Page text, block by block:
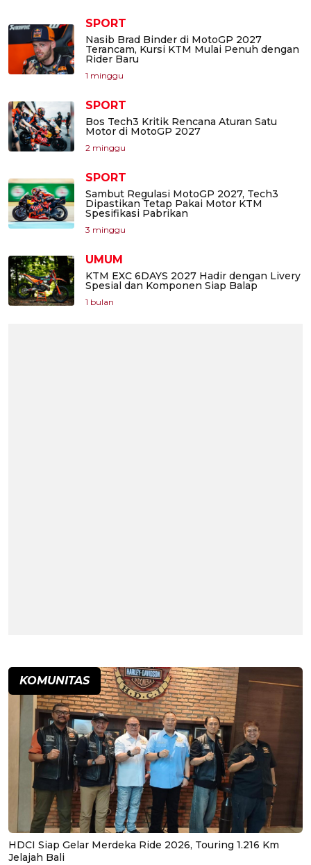
SPORT
Nasib Brad Binder di MotoGP 2027
Terancam, Kursi KTM Mulai Penuh dengan
Rider Baru
1 minggu
SPORT
Bos Tech3 Kritik Rencana Aturan Satu
Motor di MotoGP 2027
2 minggu
SPORT
Sambut Regulasi MotoGP 2027, Tech3
Dipastikan Tetap Pakai Motor KTM
Spesifikasi Pabrikan
3 minggu
UMUM
KTM EXC 6DAYS 2027 Hadir dengan Livery
Spesial dan Komponen Siap Balap
1 bulan
KOMUNITAS
HDCI Siap Gelar Merdeka Ride 2026, Touring 1.216 Km
Jelajah Bali